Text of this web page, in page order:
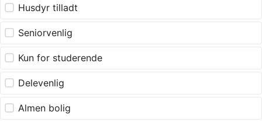
Husdyr tilladt
Seniorvenlig
Kun for studerende
Delevenlig
Almen bolig